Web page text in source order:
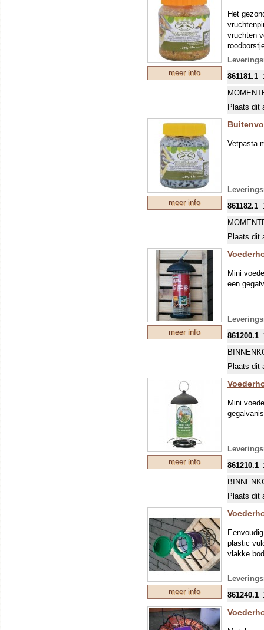
meer info
Het
vruchten
861181.1
Plaats dit
meer info
Vetpasta
861182.1
Plaats dit
meer info
Mini
een
861200.1
Plaats dit
meer info
Mini
861210.1
Plaats dit
meer info
plastic
vlakke
861240.1